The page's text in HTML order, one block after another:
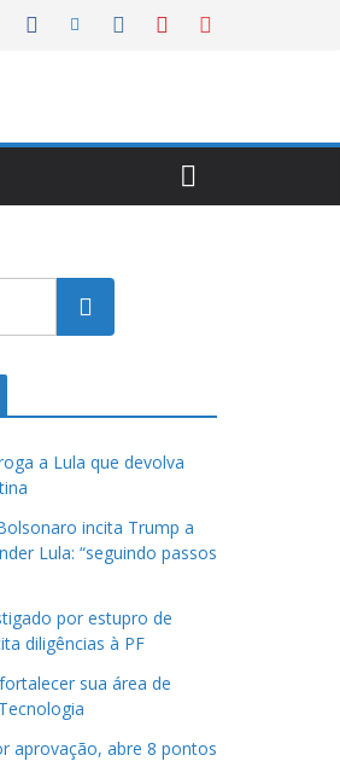
Pesquisar
a Lula que devolva
incita Trump a
Lula: “seguindo passos
por estupro de
diligências à PF
sua área de
aprovação, abre 8 pontos